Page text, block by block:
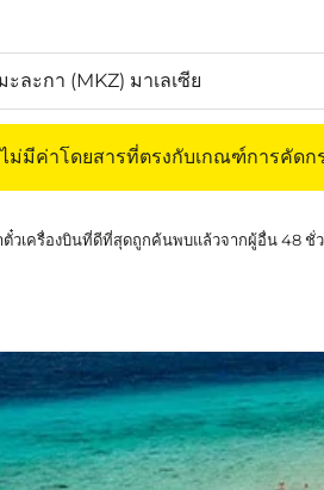
ไม่มีค่าโดยสารที่ตรงกับเกณฑ์การคัด
ตั๋วเครื่องบินที่ดีที่สุดถูกค้นพบแล้วจากผู้อื่น 48 ชั่